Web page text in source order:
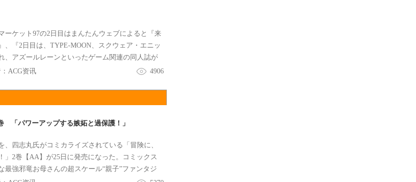
ーケット97の2日目はまんたんウェブによると『来
、『2日目は、TYPE-MOON、スクウェア・エニッ
、アズールレーンといったゲーム関連の同人誌が
の冬コミ2日目の秋葉原の街の様子をお伝えする。
ACG资讯 4906
「パワーアップする嫉妬と過保護！」
、四志丸氏がコミカライズされている「冒険に、
」2巻【AA】が25日に発売になった。コミックス
最強邪竜お母さんの超スケール“親子”ファンタジ